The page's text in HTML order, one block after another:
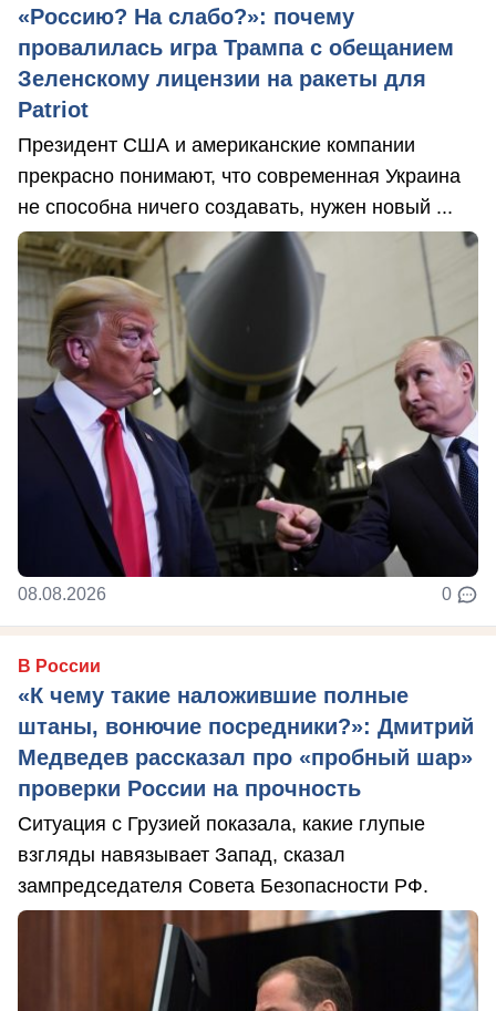
«Россию? На слабо?»: почему
провалилась игра Трампа с обещанием
Зеленскому лицензии на ракеты для
Patriot
Президент США и американские компании
прекрасно понимают, что современная Украина
не способна ничего создавать, нужен новый ...
08.08.2026 0
В России
«К чему такие наложившие полные
штаны, вонючие посредники?»: Дмитрий
Медведев рассказал про «пробный шар»
проверки России на прочность
Ситуация с Грузией показала, какие глупые
взгляды навязывает Запад, сказал
зампредседателя Совета Безопасности РФ.